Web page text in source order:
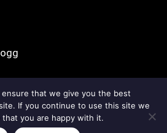
© 2026
ensure that we give you the best
If you continue to use this site we
that you are happy with it.